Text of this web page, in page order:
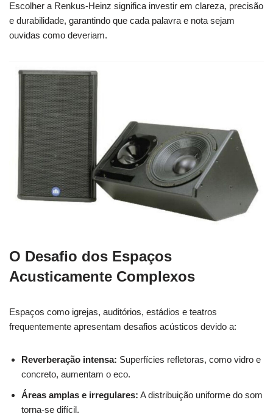
Escolher a Renkus-Heinz significa investir em clareza, precisão
e durabilidade, garantindo que cada palavra e nota sejam
ouvidas como deveriam.
O Desafio dos Espaços
Acusticamente Complexos
Espaços como igrejas, auditórios, estádios e teatros
frequentemente apresentam desafios acústicos devido a:
Reverberação intensa: Superfícies refletoras, como vidro e
concreto, aumentam o eco.
Áreas amplas e irregulares: A distribuição uniforme do som
torna-se difícil.